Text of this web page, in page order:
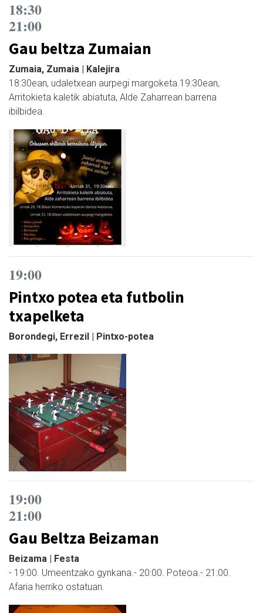
18:30
21:00
Gau beltza Zumaian
Zumaia, Zumaia | Kalejira
18:30ean, udaletxean aurpegi margoketa.19:30ean,
Arritokieta kaletik abiatuta, Alde Zaharrean barrena
ibilbidea.
19:00
Pintxo potea eta futbolin
txapelketa
Borondegi, Errezil | Pintxo-potea
19:00
21:00
Gau Beltza Beizaman
Beizama | Festa
- 19:00. Umeentzako gynkana.- 20:00. Poteoa.- 21:00.
Afaria herriko ostatuan.